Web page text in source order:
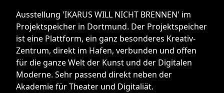
Ausstellung 'IKARUS WILL NICHT BRENNEN' im
Projektspeicher in Dortmund. Der Projektspeicher
ist eine Plattform, ein ganz besonderes Kreativ-
Zentrum, direkt im Hafen, verbunden und offen
für die ganze Welt der Kunst und der Digitalen
Moderne. Sehr passend direkt neben der
Akademie für Theater und Digitaliät.